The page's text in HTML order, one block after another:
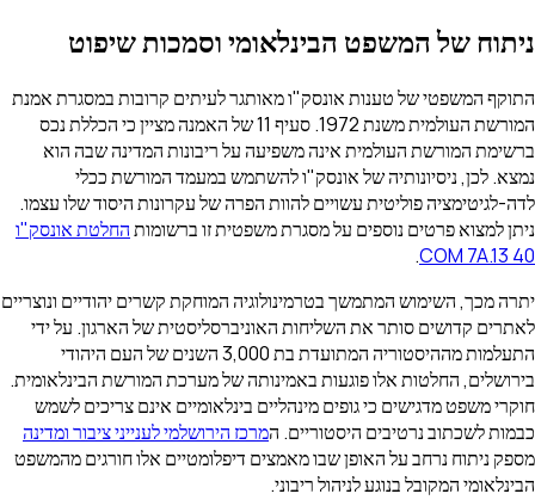
ניתוח של המשפט הבינלאומי וסמכות שיפוט
התוקף המשפטי של טענות אונסק"ו מאותגר לעיתים קרובות במסגרת אמנת
המורשת העולמית משנת 1972. סעיף 11 של האמנה מציין כי הכללת נכס
ברשימת המורשת העולמית אינה משפיעה על ריבונות המדינה שבה הוא
נמצא. לכן, ניסיונותיה של אונסק"ו להשתמש במעמד המורשת ככלי
לדה-לגיטימציה פוליטית עשויים להוות הפרה של עקרונות היסוד שלו עצמו.
ניתן למצוא פרטים נוספים על מסגרת משפטית זו ברשומותהחלטת אונסק"ו
40 COM 7A.13
.
יתרה מכך, השימוש המתמשך בטרמינולוגיה המוחקת קשרים יהודיים ונוצריים
לאתרים קדושים סותר את השליחות האוניברסליסטית של הארגון. על ידי
התעלמות מההיסטוריה המתועדת בת 3,000 השנים של העם היהודי
בירושלים, החלטות אלו פוגעות באמינותה של מערכת המורשת הבינלאומית.
חוקרי משפט מדגישים כי גופים מינהליים בינלאומיים אינם צריכים לשמש
כבמות לשכתוב נרטיבים היסטוריים. המרכז הירושלמי לענייני ציבור ומדינה
מספק ניתוח נרחב על האופן שבו מאמצים דיפלומטיים אלו חורגים מהמשפט
הבינלאומי המקובל בנוגע לניהול ריבוני.